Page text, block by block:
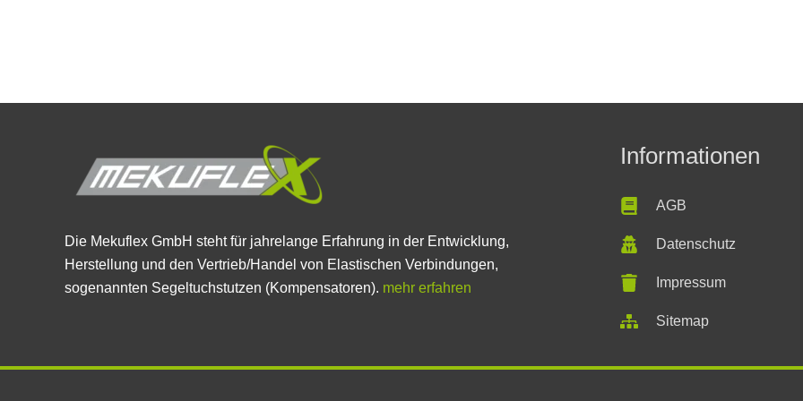
Die Mekuflex GmbH steht für jahrelange Erfahrung in der Entwicklung,
Herstellung und den Vertrieb/Handel von Elastischen Verbindungen,
sogenannten Segeltuchstutzen (Kompensatoren). mehr erfahren
Informationen
AGB
Datenschutz
Impressum
Sitemap